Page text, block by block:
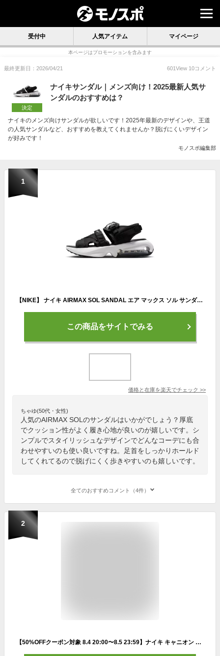
受付中 人気アイテム マイページ
本ページはプロモーションを含みます
最終更新日：2026/04/21 601View 10コメント
決定
ナイキサンダル｜メンズ向け！2025最新人気サ
ンダルのおすすめは？
ナイキのメンズ向けサンダルが欲しいです！2025年最新のデザインや、王道
の人気サンダルなど、おすすめを教えてくれませんか？脱げにくいデザイン
が好みです！
モノスポ編集部
1
【NIKE】 ナイキ AIRMAX SOL SANDAL エア マックス ソル サンダル MDD9972
この商品をサイトでみる
価格と在庫を楽天でチェック >>
ちゃゆ(50代・女性)
人気のAIRMAX SOLのサンダルはいかがでしょう？厚底
でクッション性がよく履き心地が良いのが嬉しいです。シ
ンプルでスタイリッシュなデザインでどんなコーデにも合
わせやすいのも使い良いですね。足首をしっかりホールド
してくれてるので脱げにくく歩きやすいのも嬉しいです。
全てのおすすめコメント（4件）
2
【50%OFFクーポン対象 8.4 20:00〜8.5 23:59】ナイキ キャニオン メンズサンダル NIKE シューズ ライフスタイル Sportswear サンダル スポーツ カジュアル 緑 靴 ci8797-301 アウトドア 黒 青 ぺたんこ 夏 ギフト 川遊び